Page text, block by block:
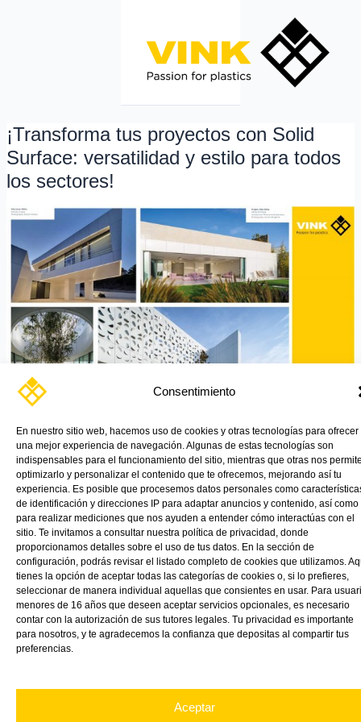
Consentimiento
En nuestro sitio web, hacemos uso de cookies y otras tecnologías para ofrecer
una mejor experiencia de navegación. Algunas de estas tecnologías son
indispensables para el funcionamiento del sitio, mientras que otras nos
optimizarlo y personalizar el contenido que te ofrecemos, mejorando así tu
experiencia. Es posible que procesemos datos personales como
de identificación y direcciones IP para adaptar anuncios y contenido, así como
para realizar mediciones que nos ayuden a entender cómo interactúas con el
sitio. Te invitamos a consultar nuestra política de privacidad, donde
proporcionamos detalles sobre el uso de tus datos. En la sección de
configuración, podrás revisar el listado completo de cookies que utilizamos.
tienes la opción de aceptar todas las categorías de cookies o, si lo prefieres,
seleccionar de manera individual aquellas que consientes en usar. Para
menores de 16 años que deseen aceptar servicios opcionales, es necesario
contar con la autorización de sus tutores legales. Tu privacidad es importante
para nosotros, y te agradecemos la confianza que depositas al compartir tus
preferencias.
Aceptar
¡Transforma tus proyectos con Solid
Surface: versatilidad y estilo para todos
los sectores!
Impresión digital en VINK CAST by Roland
¡Transforma
tus
proyectos
con
Surface:
versatilidad
estilo
para
todos
los
sectores!
Read More »